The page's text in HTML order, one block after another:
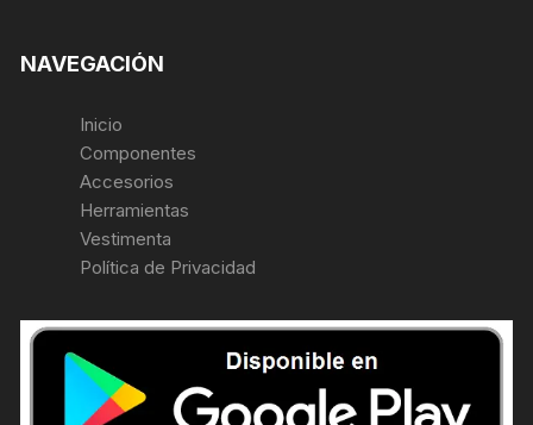
NAVEGACIÓN
Inicio
Componentes
Accesorios
Herramientas
Vestimenta
Política de Privacidad